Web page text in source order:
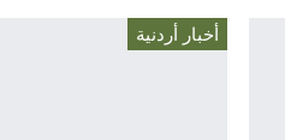
أخبار أردنية